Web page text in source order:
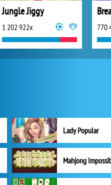
Jungle Jiggy
1 202 922x 770
Lady Popular
Mahjong